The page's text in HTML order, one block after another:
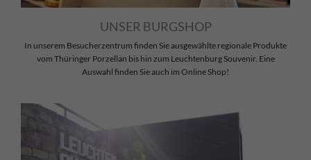
UNSER BURGSHOP
In unserem Besucherzentrum finden Sie ausgewählte regionale Produkte
vom Thüringer Porzellan bis hin zum Leuchtenburg Souvenir. Eine
Auswahl finden Sie auch im Online Shop!